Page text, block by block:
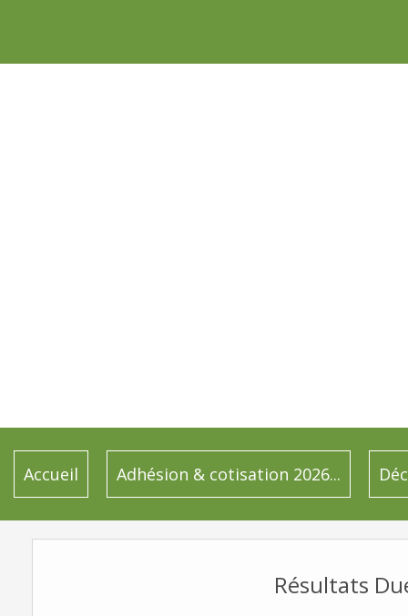
Accueil Adhésion & cotisation 2026...
Résultats